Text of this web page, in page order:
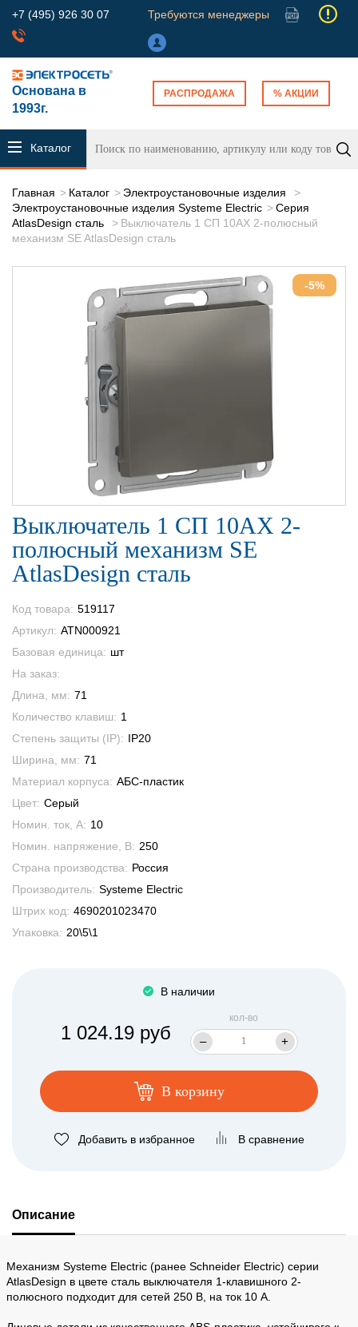
+7 (495) 926 30 07 Требуются менеджеры
Основана в
1993г.
РАСПРОДАЖА % АКЦИИ
Каталог
Главная Каталог
Электроустановочные изделия
Электроустановочные изделия Systeme Electric
Серия
AtlasDesign сталь
Выключатель 1 СП 10АХ 2-полюсный
механизм SE AtlasDesign сталь
-5%
Выключатель 1 СП 10АХ 2-
полюсный механизм SE
AtlasDesign сталь
Код товара: 519117
Артикул: ATN000921
Базовая единица: шт
На заказ:
Длина, мм: 71
Количество клавиш: 1
Степень защиты (IP): IP20
Ширина, мм: 71
Материал корпуса: АБС-пластик
Цвет: Серый
Номин. ток, А: 10
Номин. напряжение, В: 250
Страна производства: Россия
Производитель: Systeme Electric
Штрих код: 4690201023470
Упаковка: 20\5\1
В наличии
1 024.19 руб
кол-во
– +
В корзину
Добавить в избранное В сравнение
Описание
Механизм Systeme Electric (ранее Schneider Electric) серии
AtlasDesign в цвете сталь выключателя 1-клавишного 2-
полюсного подходит для сетей 250 В, на ток 10 А.